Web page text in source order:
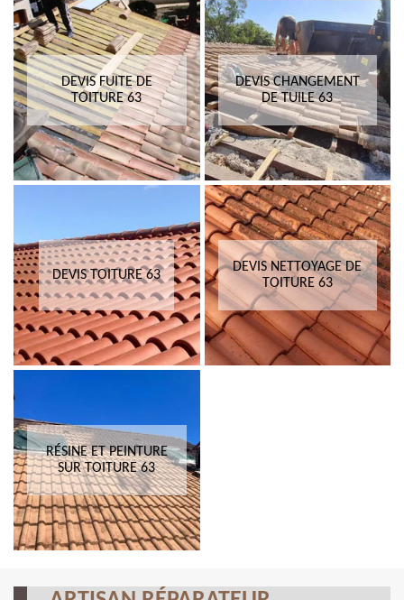
DEVIS FUITE DE
TOITURE 63
DEVIS CHANGEMENT
DE TUILE 63
DEVIS TOITURE 63
DEVIS NETTOYAGE DE
TOITURE 63
RÉSINE ET PEINTURE
SUR TOITURE 63